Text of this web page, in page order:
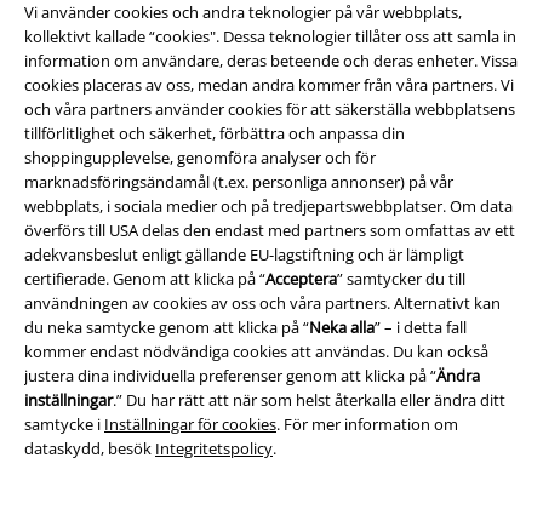
Vi använder cookies och andra teknologier på vår webbplats,
kollektivt kallade “cookies". Dessa teknologier tillåter oss att samla in
information om användare, deras beteende och deras enheter. Vissa
cookies placeras av oss, medan andra kommer från våra partners. Vi
och våra partners använder cookies för att säkerställa webbplatsens
tillförlitlighet och säkerhet, förbättra och anpassa din
shoppingupplevelse, genomföra analyser och för
marknadsföringsändamål (t.ex. personliga annonser) på vår
webbplats, i sociala medier och på tredjepartswebbplatser. Om data
överförs till USA delas den endast med partners som omfattas av ett
adekvansbeslut enligt gällande EU-lagstiftning och är lämpligt
certifierade. Genom att klicka på “Acceptera” samtycker du till
användningen av cookies av oss och våra partners. Alternativt kan
du neka samtycke genom att klicka på “Neka alla” – i detta fall
kommer endast nödvändiga cookies att användas. Du kan också
justera dina individuella preferenser genom att klicka på “Ändra
inställningar.” Du har rätt att när som helst återkalla eller ändra ditt
samtycke i Inställningar för cookies. För mer information om
dataskydd, besök Integritetspolicy.
Hållbarhet
Bli en del av gemenskapen!